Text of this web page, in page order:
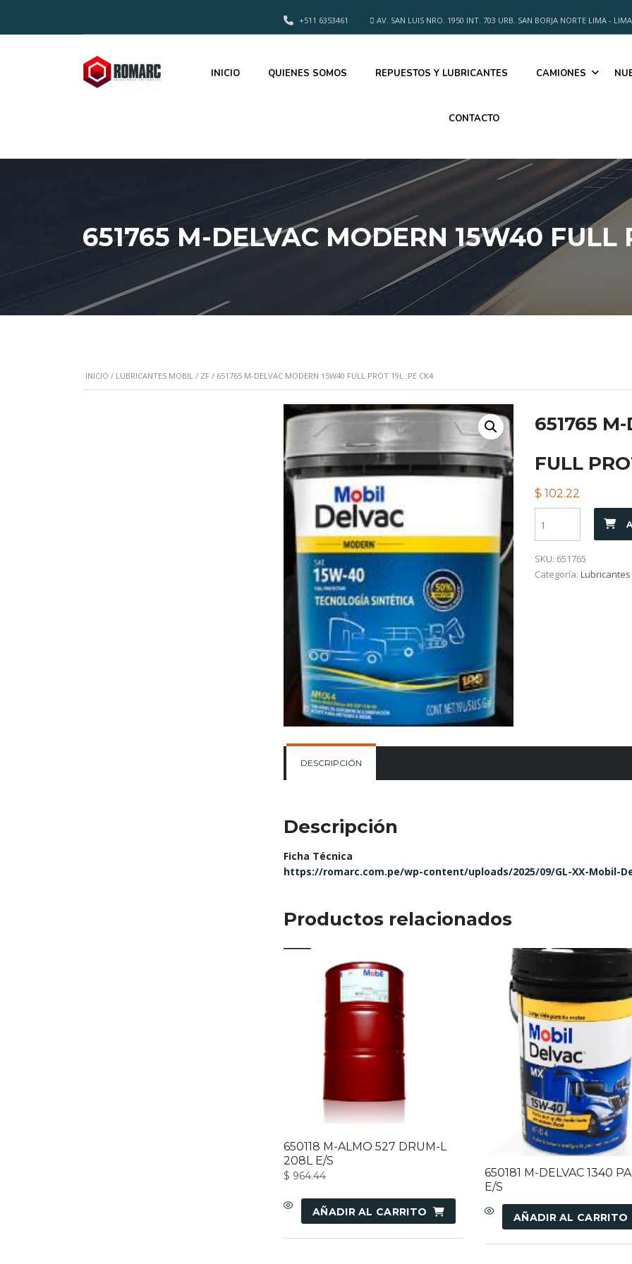
AV. SAN LUIS NRO. 1950 INT. 703 URB. SAN BORJA NORTE LIMA -
+511 6353461
INICIO QUIENES SOMOS REPUESTOS Y LUBRICANTES CAMIONES
CONTACTO
651765 M-DELVAC MODERN 15W40 FULL
INICIO / LUBRICANTES MOBIL / ZF / 651765 M-DELVAC MODERN 15W40 FULL PROT 19L :PE CK4
651765
FULL
$ 102.22
SKU: 651765
Categoría:
DESCRIPCIÓN
Descripción
Ficha Técnica
https://romarc.com.pe/wp-content/uploads/2025/09/GL-XX-Mobil-
Productos relacionados
650118 M-ALMO 527 DRUM-L
208L E/S
$ 964.44
AÑADIR AL CARRITO
650181 M-DELVAC 1340
E/S
AÑADIR AL CARRITO